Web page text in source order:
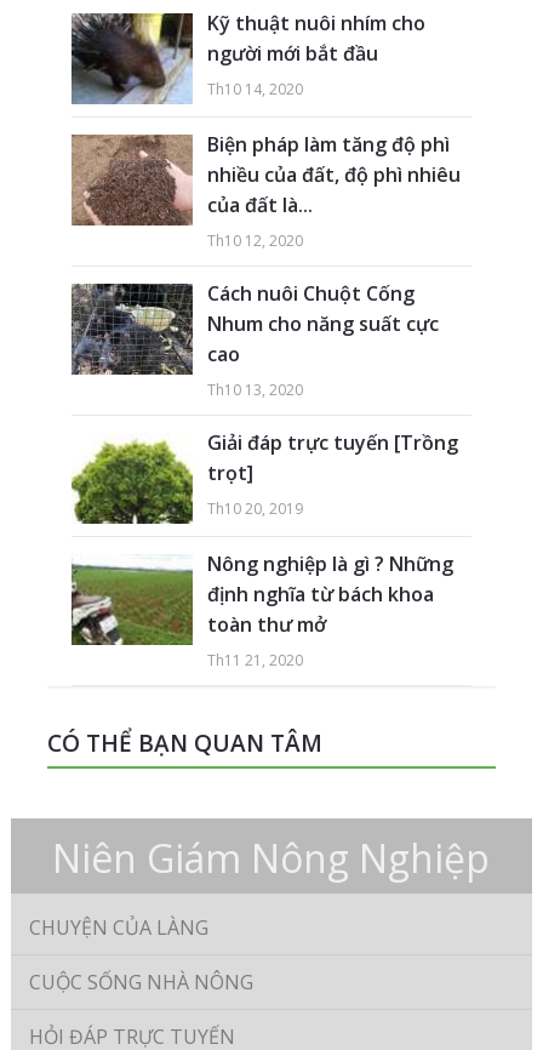
Kỹ thuật nuôi nhím cho
người mới bắt đầu
Th10 14, 2020
Biện pháp làm tăng độ phì
nhiều của đất, độ phì nhiêu
của đất là...
Th10 12, 2020
Cách nuôi Chuột Cống
Nhum cho năng suất cực
cao
Th10 13, 2020
Giải đáp trực tuyến [Trồng
trọt]
Th10 20, 2019
Nông nghiệp là gì ? Những
định nghĩa từ bách khoa
toàn thư mở
Th11 21, 2020
CÓ THỂ BẠN QUAN TÂM
Niên Giám Nông Nghiệp
CHUYỆN CỦA LÀNG
CUỘC SỐNG NHÀ NÔNG
HỎI ĐÁP TRỰC TUYẾN